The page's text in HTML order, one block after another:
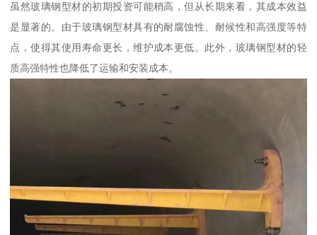
虽然玻璃钢型材的初期投资可能稍高，但从长期来看，其成本效益
是显著的。由于玻璃钢型材具有的耐腐蚀性、耐候性和高强度等特
点，使得其使用寿命更长，维护成本更低。此外，玻璃钢型材的轻
质高强特性也降低了运输和安装成本。